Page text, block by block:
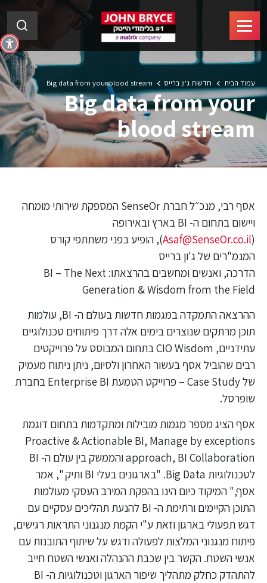
עמוד הבית חדשות ג'ון ברייס Big data from your blood stream
Big data from your
blood stream
אסף רבי, מנכ״ל חברת SenseOr המספקת שירותי מומחה
ויישום בתחום ה- BI בארץ ובאירופה
(
Asaf@SenseOr.co.il), הופיע בפני משתתפי קורס
המנמ"רים של ג'ון ברייס
הדרכה, ואנשים ומחשבים בהרצאתו: BI – The Next
Generation & Wisdom from the Field
ההרצאה התמקדה במגמות חדשות בעולם ה- BI, עולמות
תוכן מרתקים שנוצרים בימים אלה דרך פיתוחים טכנולוגיים
עתידניים, CIO Wisdom בתחום המבוסס על פרוייקטים
רבים שהוביל אסף בעשור האחרון ולסיום, ניתן ניתוח מעמיק
של Case Study – פרוייקט הטמעת Enterprise BI בחברת
שופרסל.
אסף הציג מספר מגמות מובילות ומתקדמות בתחום דוגמת
Proactive & Actionable BI, Manage by exceptions
approach, BI Collaboration והממשק בין עולם ה- BI
לטכנולוגיות Big Data. "בארגונים בעלי BI ותיק ", אמר
אסף," המיקוד כיום הינו בהפקת המירב העסקי מעולמות
התוכן הקיימים ורתימת ה- BI להנעת תהליכים עסקיים עם
דגש תפעולי בארגון וזאת ע"י הקמת מנגנוני התראות רגישים,
פיתוח מנגנוני המלצות לפעולה ודגש על שיתוף התובנות עם
אנשי השטח. הקשר בין שכבת ההנהלה ואנשי השטח חייב
להתהדק כחלק מתהליך שיפור הארגון וטכנולוגיות ה- BI